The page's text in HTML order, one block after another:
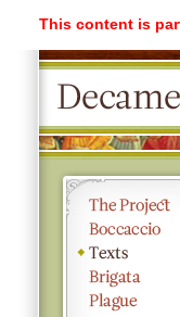
This content is